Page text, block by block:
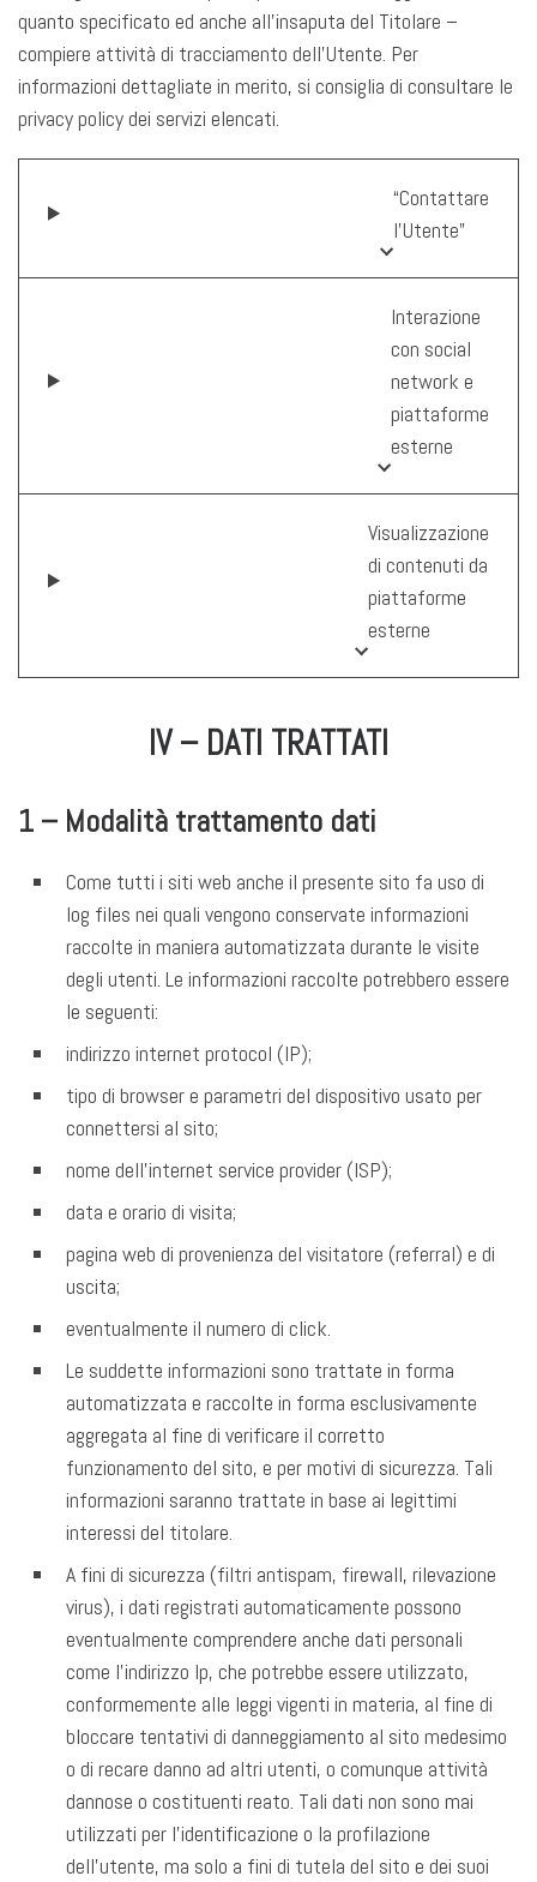
quanto specificato ed anche all’insaputa del Titolare –
compiere attività di tracciamento dell’Utente. Per
informazioni dettagliate in merito, si consiglia di consultare le
privacy policy dei servizi elencati.
“Contattare
l’Utente”
Interazione
con social
network e
piattaforme
esterne
Visualizzazione
di contenuti da
piattaforme
esterne
IV – DATI TRATTATI
1 – Modalità trattamento dati
Come tutti i siti web anche il presente sito fa uso di
log files nei quali vengono conservate informazioni
raccolte in maniera automatizzata durante le visite
degli utenti. Le informazioni raccolte potrebbero essere
le seguenti:
indirizzo internet protocol (IP);
tipo di browser e parametri del dispositivo usato per
connettersi al sito;
nome dell’internet service provider (ISP);
data e orario di visita;
pagina web di provenienza del visitatore (referral) e di
uscita;
eventualmente il numero di click.
Le suddette informazioni sono trattate in forma
automatizzata e raccolte in forma esclusivamente
aggregata al fine di verificare il corretto
funzionamento del sito, e per motivi di sicurezza. Tali
informazioni saranno trattate in base ai legittimi
interessi del titolare.
A fini di sicurezza (filtri antispam, firewall, rilevazione
virus), i dati registrati automaticamente possono
eventualmente comprendere anche dati personali
come l’indirizzo Ip, che potrebbe essere utilizzato,
conformemente alle leggi vigenti in materia, al fine di
bloccare tentativi di danneggiamento al sito medesimo
o di recare danno ad altri utenti, o comunque attività
dannose o costituenti reato. Tali dati non sono mai
utilizzati per l’identificazione o la profilazione
dell’utente, ma solo a fini di tutela del sito e dei suoi